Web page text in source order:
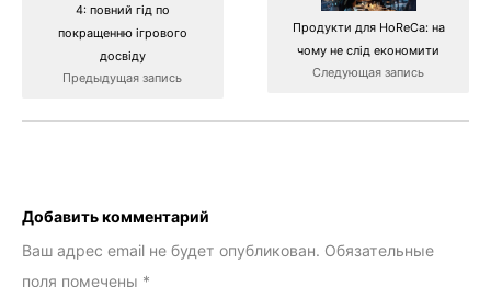
4: повний гід по
покращенню ігрового
досвіду
Предыдущая запись
Продукти для HoReCa: на
чому не слід економити
Следующая запись
Добавить комментарий
Ваш адрес email не будет опубликован. Обязательные
поля помечены *